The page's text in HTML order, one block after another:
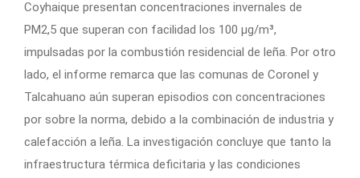
Coyhaique presentan concentraciones invernales de
PM2,5 que superan con facilidad los 100 µg/m³,
impulsadas por la combustión residencial de leña. Por otro
lado, el informe remarca que las comunas de Coronel y
Talcahuano aún superan episodios con concentraciones
por sobre la norma, debido a la combinación de industria y
calefacción a leña. La investigación concluye que tanto la
infraestructura térmica deficitaria y las condiciones